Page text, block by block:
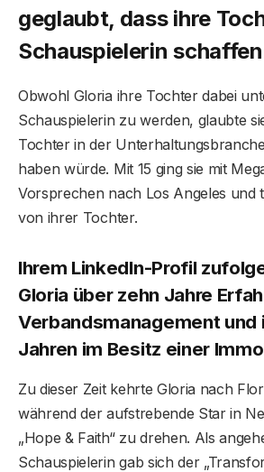
geglaubt, dass ihre
Schauspielerin
Obwohl Gloria ihre Tochter dabei
Schauspielerin zu werden, glaubte
Tochter in der
haben würde. Mit 15 ging sie mit
Vorsprechen nach Los Angeles und
von ihrer Tochter.
Ihrem LinkedIn-Profil
Gloria über zehn Jahre
Verbandsmanagement und
Jahren im Besitz einer
Zu dieser Zeit kehrte Gloria nach
während der aufstrebende Star in
„Hope & Faith“ zu drehen. Als
Schauspielerin gab sich der